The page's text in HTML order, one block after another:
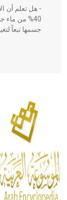
- هل تعلم أن
40% من ماء
جسمها تبعاً
الحكم،
له الفضل
- هل تعلم أن
من مادة
أجود أنواعه،